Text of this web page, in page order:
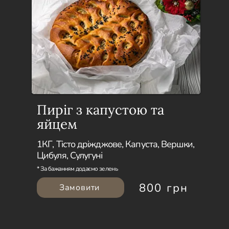
Пиріг з капустою та
яйцем
1КГ, Тісто дріжджове, Капуста, Вершки,
Цибуля, Сулугуні
* За бажанням додаємо зелень
Замовити 800 грн